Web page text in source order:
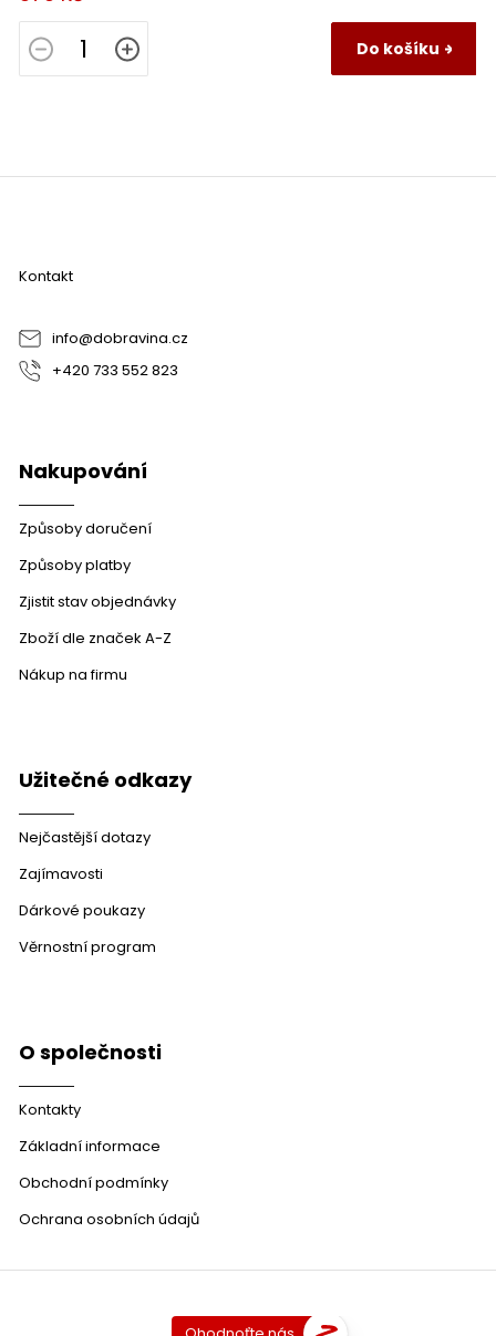
Do košíku
Z
Kontakt
info@dobravina.cz
+420 733 552 823
Nakupování
Způsoby doručení
Způsoby platby
Zjistit stav objednávky
Zboží dle značek A-Z
Nákup na firmu
Užitečné odkazy
Nejčastější dotazy
Zajímavosti
Dárkové poukazy
Věrnostní program
O společnosti
Kontakty
Základní informace
Obchodní podmínky
Ochrana osobních údajů